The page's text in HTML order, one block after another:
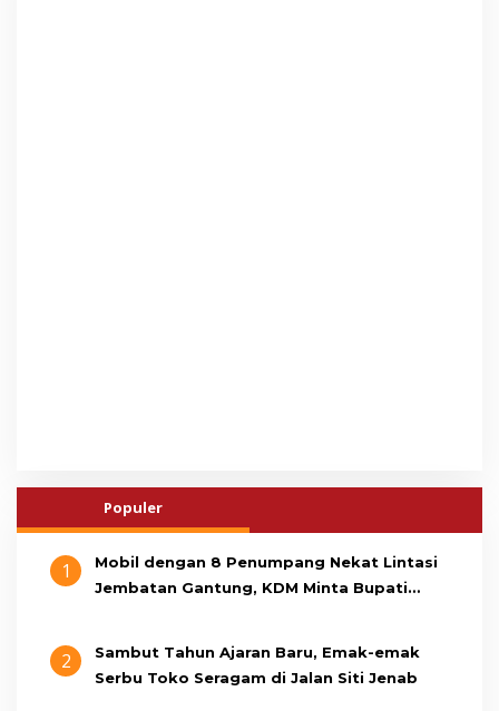
Populer
1
Mobil dengan 8 Penumpang Nekat Lintasi
Jembatan Gantung, KDM Minta Bupati
2
Sambut Tahun Ajaran Baru, Emak-emak
Serbu Toko Seragam di Jalan Siti Jenab